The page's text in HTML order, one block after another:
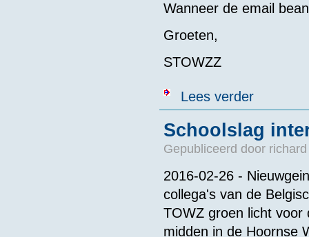
Wanneer de email
Groeten,
STOWZZ
Lees verderover
Schoolslag
Gepubliceerd door
2016-02-26 -
collega's van de
TOWZ groen licht voor
midden in de Hoornse